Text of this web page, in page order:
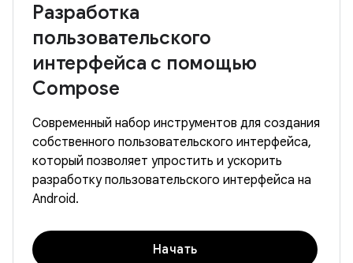
Разработка
пользовательского
интерфейса с помощью
Compose
Современный набор инструментов для создания
собственного пользовательского интерфейса,
который позволяет упростить и ускорить
разработку пользовательского интерфейса на
Android.
Начать